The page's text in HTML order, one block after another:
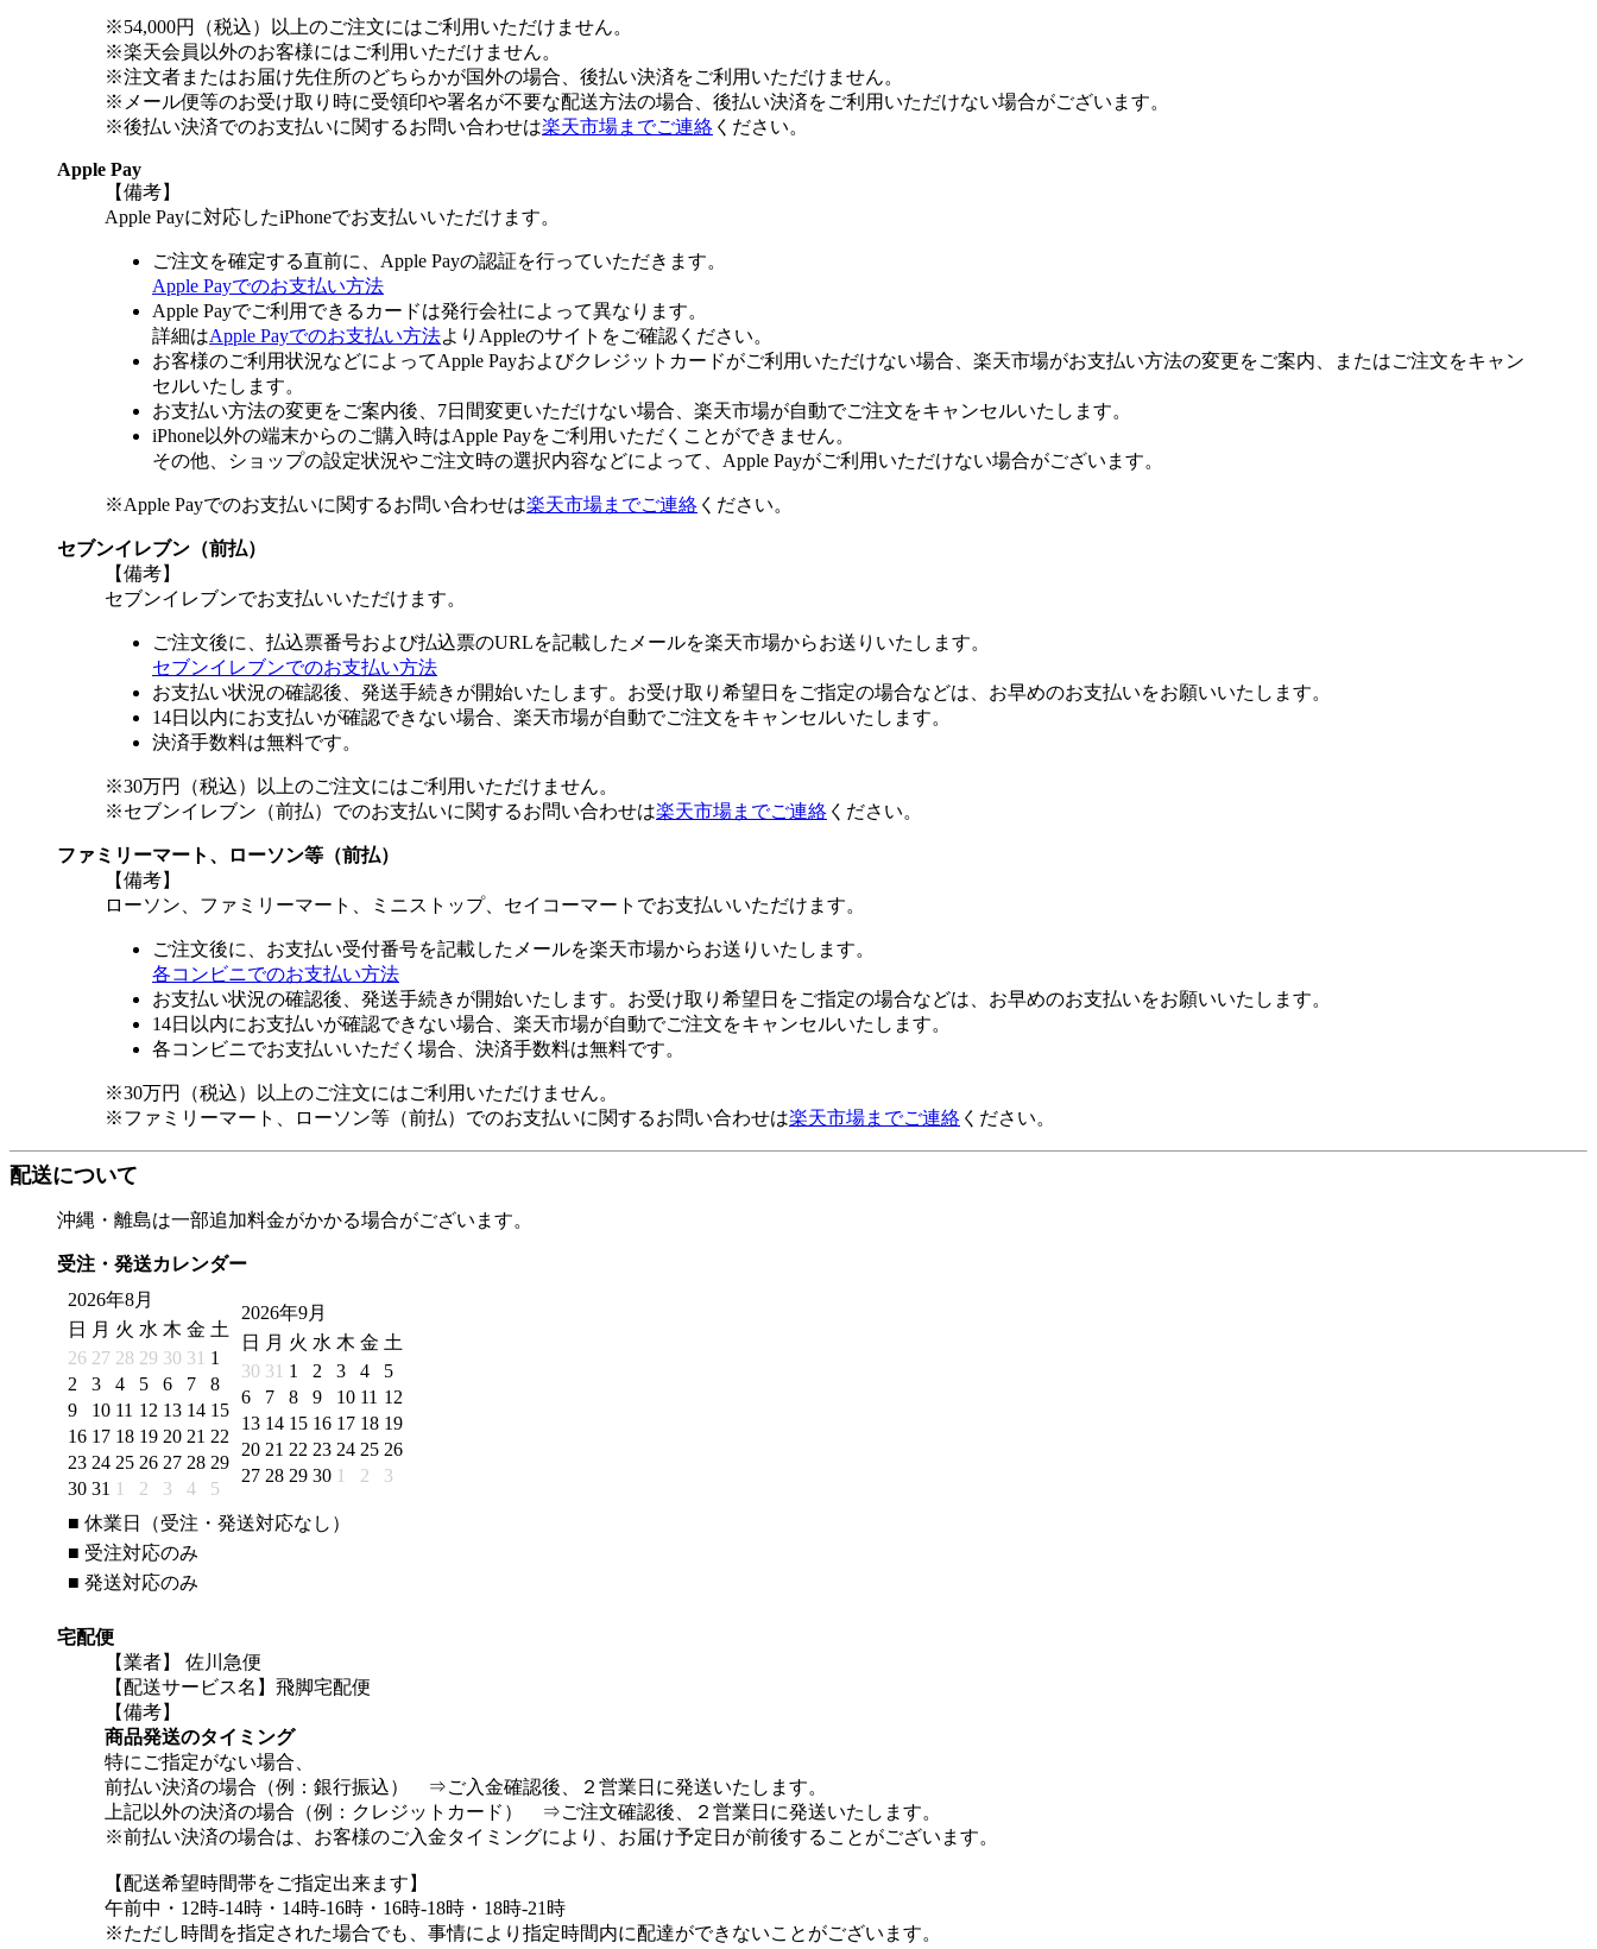
※54,000円（税込）以上のご注文にはご利用いただけません。
※楽天会員以外のお客様にはご利用いただけません。
※注文者またはお届け先住所のどちらかが国外の場合、後払い決済をご利用いただけません。
※メール便等のお受け取り時に受領印や署名が不要な配送方法の場合、後払い決済をご利用いただけない場合がございます。
※後払い決済でのお支払いに関するお問い合わせは楽天市場までご連絡 ください。
Apple Pay
【備考】
Apple Payに対応したiPhoneでお支払いいただけます。
ご注文を確定する直前に、Apple Payの認証を行っていただきます。
Apple Payでのお支払い方法
Apple Payでご利用できるカードは発行会社によって異なります。
詳細はApple Payでのお支払い方法よりAppleのサイトをご確認ください。
お客様のご利用状況などによってApple Payおよびクレジットカードがご利用いただけない場合、楽天市場がお支払い方法の変更をご案内、またはご注文をキャン
セルいたします。
お支払い方法の変更をご案内後、7日間変更いただけない場合、楽天市場が自動でご注文をキャンセルいたします。
iPhone以外の端末からのご購入時はApple Payをご利用いただくことができません。
その他、ショップの設定状況やご注文時の選択内容などによって、Apple Payがご利用いただけない場合がございます。
※Apple Payでのお支払いに関するお問い合わせは楽天市場までご連絡 ください。
セブンイレブン（前払）
【備考】
セブンイレブンでお支払いいただけます。
ご注文後に、払込票番号および払込票のURLを記載したメールを楽天市場からお送りいたします。
セブンイレブンでのお支払い方法
お支払い状況の確認後、発送手続きが開始いたします。お受け取り希望日をご指定の場合などは、お早めのお支払いをお願いいたします。
14日以内にお支払いが確認できない場合、楽天市場が自動でご注文をキャンセルいたします。
決済手数料は無料です。
※30万円（税込）以上のご注文にはご利用いただけません。
※セブンイレブン（前払）でのお支払いに関するお問い合わせは楽天市場までご連絡 ください。
ファミリーマート、ローソン等（前払）
【備考】
ローソン、ファミリーマート、ミニストップ、セイコーマートでお支払いいただけます。
ご注文後に、お支払い受付番号を記載したメールを楽天市場からお送りいたします。
各コンビニでのお支払い方法
お支払い状況の確認後、発送手続きが開始いたします。お受け取り希望日をご指定の場合などは、お早めのお支払いをお願いいたします。
14日以内にお支払いが確認できない場合、楽天市場が自動でご注文をキャンセルいたします。
各コンビニでお支払いいただく場合、決済手数料は無料です。
※30万円（税込）以上のご注文にはご利用いただけません。
※ファミリーマート、ローソン等（前払）でのお支払いに関するお問い合わせは楽天市場までご連絡 ください。
配送について
沖縄・離島は一部追加料金がかかる場合がございます。
受注・発送カレンダー
2026年8月
日
月 火 水 木 金 土
26 27 28 29 30 31 1
2
3 4 5 6 7
8
9
10 11 12 13 14 15
16 17 18 19 20 21 22
23 24 25 26 27 28 29
30 31 1 2 3 4 5
2026年9月
日
月 火 水 木 金 土
30 31 1 2 3 4
5
6
7 8 9 10 11 12
13 14 15 16 17 18 19
20 21 22 23 24 25 26
27 28 29 30 1 2 3
■ 休業日（受注・発送対応なし）
■ 受注対応のみ
■ 発送対応のみ
宅配便
【業者】 佐川急便
【配送サービス名】飛脚宅配便
【備考】
商品発送のタイミング
特にご指定がない場合、
前払い決済の場合（例：銀行振込） ⇒ご入金確認後、２営業日に発送いたします。
上記以外の決済の場合（例：クレジットカード） ⇒ご注文確認後、２営業日に発送いたします。
※前払い決済の場合は、お客様のご入金タイミングにより、お届け予定日が前後することがございます。
【配送希望時間帯をご指定出来ます】
午前中・12時-14時・14時-16時・16時-18時・18時-21時
※ただし時間を指定された場合でも、事情により指定時間内に配達ができないことがございます。